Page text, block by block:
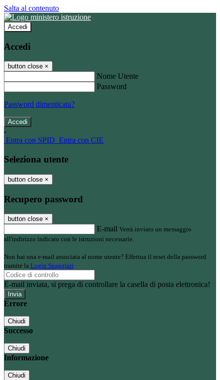
Salta al contenuto
Accedi
Accedi
button close ×
Nome Utente
Password
Password dimenticata?
-
Entra con SPID Entra con CIE
Seleziona utente
button close ×
Recupero password
button close ×
E-mail Verrà inviato un messaggio
all'indirizzo indicato con le istruzioni necessarie.
Non hai una e-mail associata al nome utente? Effettua il reset della password
tramite la Login Spaggiari
E-mail inviata, si prega di controllare la casella di posta elettronica!
Errore
Chiudi
Successo
Chiudi
Informazione
Chiudi